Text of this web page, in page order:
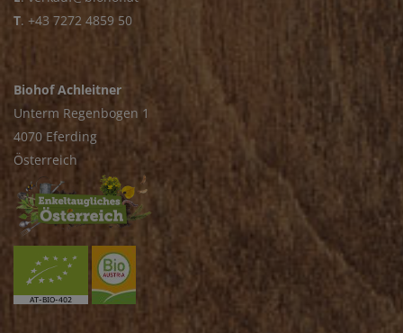
T. +43 7272 4859 50
Biohof Achleitner
Unterm Regenbogen 1
4070 Eferding
Österreich